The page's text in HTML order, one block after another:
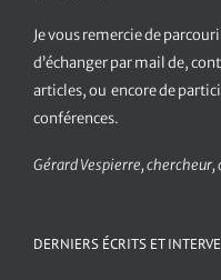
Je vous remercie de
d’échanger par mail de,
articles, ou encore de
conférences.
Gérard Vespierre,
DERNIERS ÉCRITS ET